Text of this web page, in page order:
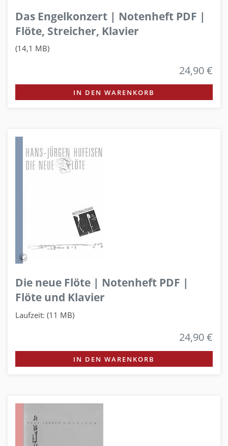
Das Engelkonzert | Notenheft PDF |
Flöte, Streicher, Klavier
(14,1 MB)
24,90 €
IN DEN WARENKORB
Die neue Flöte | Notenheft PDF |
Flöte und Klavier
Laufzeit: (11 MB)
24,90 €
IN DEN WARENKORB